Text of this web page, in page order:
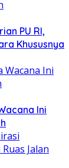
PU RI,
Khususnya
Ini